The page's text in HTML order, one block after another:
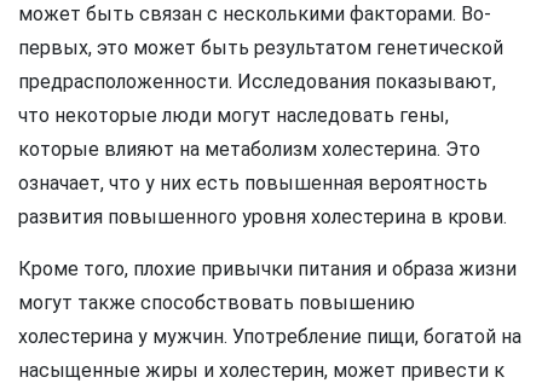
может быть связан с несколькими факторами. Во-
первых, это может быть результатом генетической
предрасположенности. Исследования показывают,
что некоторые люди могут наследовать гены,
которые влияют на метаболизм холестерина. Это
означает, что у них есть повышенная вероятность
развития повышенного уровня холестерина в крови.
Кроме того, плохие привычки питания и образа жизни
могут также способствовать повышению
холестерина у мужчин. Употребление пищи, богатой на
насыщенные жиры и холестерин, может привести к